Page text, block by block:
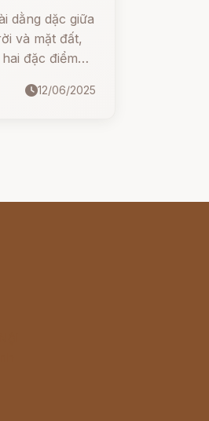
dằng dặc giữa
và mặt đất,
đặc điểm
12/06/2025